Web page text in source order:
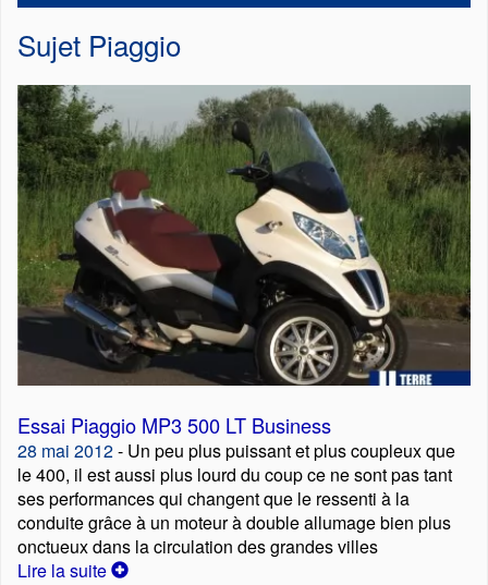
Sujet Piaggio
Essai Piaggio MP3 500 LT Business
28 mai 2012- Un peu plus puissant et plus coupleux que
le 400, il est aussi plus lourd du coup ce ne sont pas tant
ses performances qui changent que le ressenti à la
conduite grâce à un moteur à double allumage bien plus
onctueux dans la circulation des grandes villes
Lire la suite